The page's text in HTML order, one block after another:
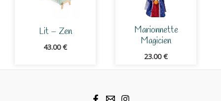
Lit – Zen
43.00€
Marionnette
Magicien
23.00€